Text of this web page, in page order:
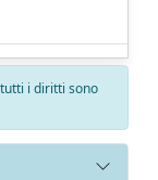
i diritti sono